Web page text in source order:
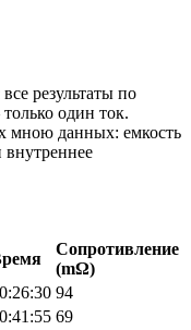
результаты по
один ток.
мною данных: емкость
Сопротивление
(mΩ)
94
69